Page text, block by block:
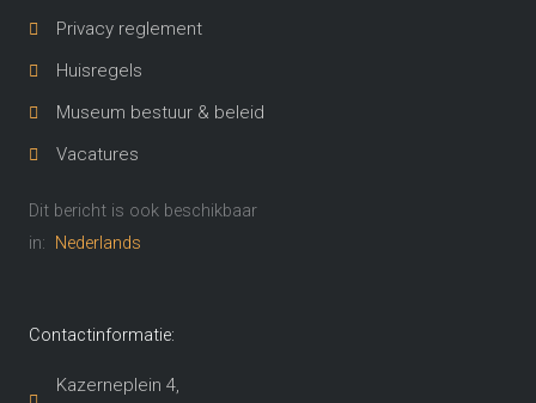
Privacy reglement
Huisregels
Museum bestuur & beleid
Vacatures
Dit bericht is ook beschikbaar
in:
Nederlands
Contactinformatie:
Kazerneplein 4,